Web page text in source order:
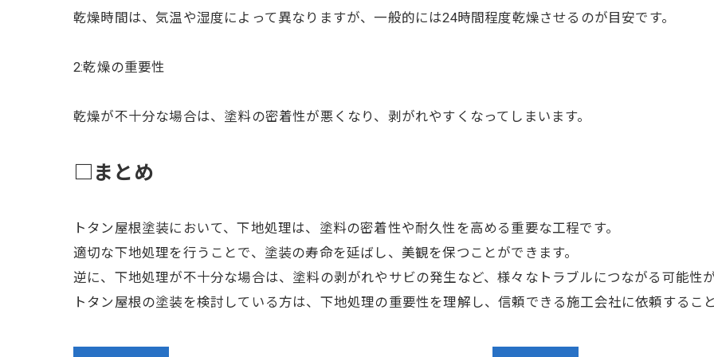
乾燥時間は、気温や湿度によって異なりますが、一般的には24時間程度乾燥させるのが目安です。
2:乾燥の重要性
乾燥が不十分な場合は、塗料の密着性が悪くなり、剥がれやすくなってしまいます。
□まとめ
トタン屋根塗装において、下地処理は、塗料の密着性や耐久性を高める重要な工程です。
適切な下地処理を行うことで、塗装の寿命を延ばし、美観を保つことができます。
逆に、下地処理が不十分な場合は、塗料の剥がれやサビの発生など、様々なトラブルにつながる可能性が
トタン屋根の塗装を検討している方は、下地処理の重要性を理解し、信頼できる施工会社に依頼するこ